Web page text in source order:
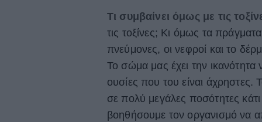
Τι συμβαίνει όμως με τις
τις τοξίνες; Κι όμως τα
πνεύμονες, οι νεφροί και το
Το σώμα μας έχει την ικανότητα
ουσίες που του είναι
σε πολύ μεγάλες ποσότητες
βοηθήσουμε τον οργανισμό να